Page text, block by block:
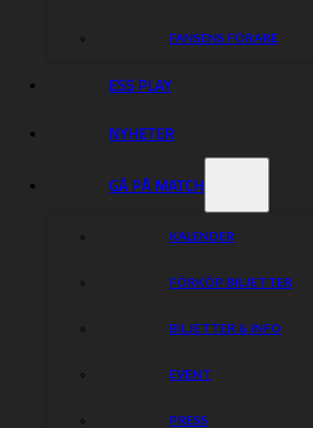
FANSENS FÖRARE
ESS PLAY
NYHETER
GÅ PÅ MATCH
KALENDER
FÖRKÖP BILJETTER
BILJETTER & INFO
EVENT
PRESS